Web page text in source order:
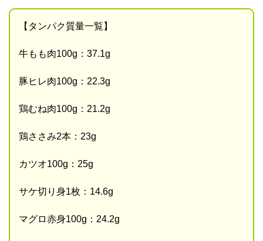
【タンパク質量一覧】
牛もも肉100g：37.1g
豚ヒレ肉100g：22.3g
鶏むね肉100g：21.2g
鶏ささみ2本：23g
カツオ100g：25g
サケ切り身1枚：14.6g
マグロ赤身100g：24.2g